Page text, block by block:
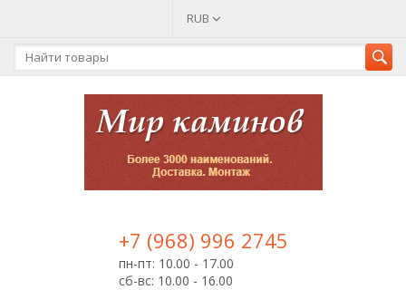
RUB
+7 (968) 996 2745
пн-пт: 10.00 - 17.00
сб-вс: 10.00 - 16.00